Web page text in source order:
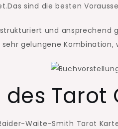
sind die besten
und
gelungene Kombination,
Tarot
Waite-Smith Tarot